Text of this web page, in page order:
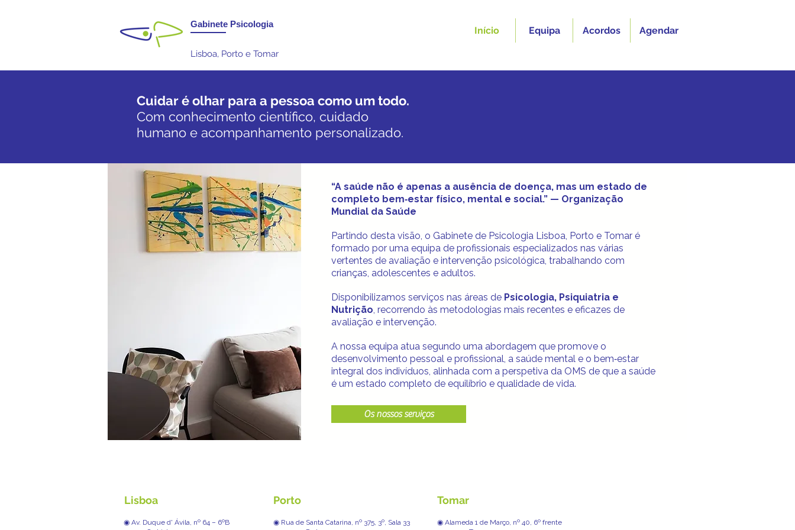
Gabinete Psicologia
Lisboa, Porto e Tomar
Início Equipa Acordos Agendar
Cuidar é olhar para a pessoa como um todo.
Com conhecimento científico, cuidado
humano e acompanhamento personalizado.
“A saúde não é apenas a ausência de doença, mas um estado de
completo bem‑estar físico, mental e social.” — Organização
Mundial da Saúde
Partindo desta visão, o Gabinete de Psicologia Lisboa, Porto e Tomar é
formado por uma equipa de profissionais especializados nas várias
vertentes de avaliação e intervenção psicológica, trabalhando com
crianças, adolescentes e adultos.
Disponibilizamos serviços nas áreas de Psicologia, Psiquiatria e
Nutrição, recorrendo às metodologias mais recentes e eficazes de
avaliação e intervenção.
A nossa equipa atua segundo uma abordagem que promove o
desenvolvimento pessoal e profissional, a saúde mental e o bem‑estar
integral dos indivíduos, alinhada com a perspetiva da OMS de que a saúde
é um estado completo de equilíbrio e qualidade de vida.
Os nossos serviços
Lisboa Porto
◉ Av. Duque d' Ávila, nº 64 – 6ºB
◉ Rua de Santa Catarina, nº 375, 3º, Sala 33
Tomar
◉ Alameda 1 de Março, nº 40, 6º frente